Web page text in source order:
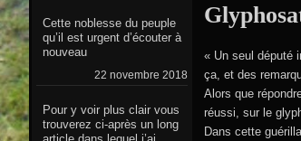
« Un seul député
ça, et des
Alors que
réussi, sur le
Dans cette
Cette noblesse du peuple
qu’il est urgent d’écouter à
nouveau
22 novembre 2018
Pour y voir plus clair vous
trouverez ci-après un long